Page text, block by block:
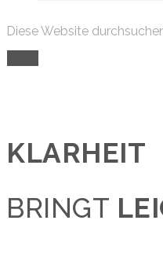
Diese Website
KLARHEIT
BRINGT